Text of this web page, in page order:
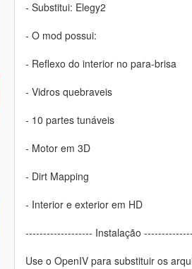
- Substitui: Elegy2
- O mod possui:
- Reflexo do interior no para-brisa
- Vidros quebraveis
- 10 partes tunáveis
- Motor em 3D
- Dirt Mapping
- Interior e exterior em HD
------------------- Instalação
Use o OpenIV para substituir os